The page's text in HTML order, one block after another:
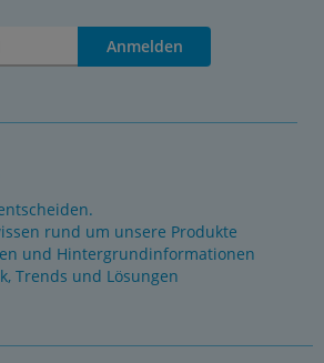
Anmelden
rund um unsere Produkte
und Hintergrundinformationen
Trends und Lösungen